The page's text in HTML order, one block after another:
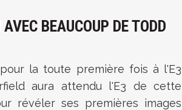
BEAUCOUP DE TODD
la toute première fois à l'E3
aura attendu l'E3 de cette
révéler ses premières images